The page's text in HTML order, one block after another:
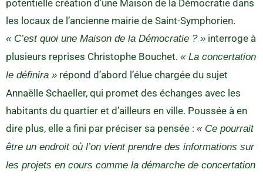
potentielle création d’une Maison de la Démocratie dans
les locaux de l’ancienne mairie de Saint-Symphorien.
« C’est quoi une Maison de la Démocratie ? » interroge à
plusieurs reprises Christophe Bouchet. « La concertation
le définira » répond d’abord l’élue chargée du sujet
Annaëlle Schaeller, qui promet des échanges avec les
habitants du quartier et d’ailleurs en ville. Poussée à en
dire plus, elle a fini par préciser sa pensée : « Ce pourrait
être un endroit où l’on vient prendre des informations sur
les projets en cours comme la démarche de concertation